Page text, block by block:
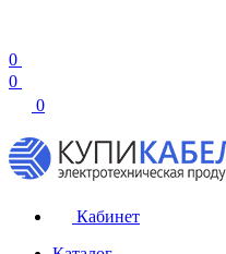
0
0
0
Кабинет